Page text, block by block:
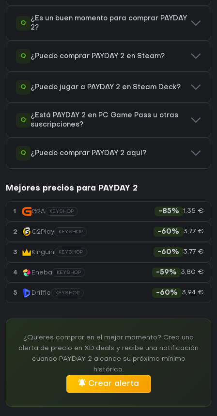
Q
¿Es un buen momento para comprar PAYDAY
2?
Q ¿Puedo comprar PAYDAY 2 en Steam?
Q ¿Puedo jugar a PAYDAY 2 en Steam Deck?
Q
¿Está PAYDAY 2 en PC Game Pass u otras
suscripciones?
Q ¿Puedo comprar PAYDAY 2 aquí?
Mejores precios para PAYDAY 2
1 G2A KEYSHOP -85% 1,35 €
2 G2Play KEYSHOP -60% 3,77 €
3 Kinguin KEYSHOP -60% 3,77 €
4 Eneba KEYSHOP -59% 3,80 €
5 Driffle KEYSHOP -60% 3,94 €
¿Quieres comprar en el mejor momento? Crea una
alerta de precio en XD.deals y recibe una notificación
cuando PAYDAY 2 alcance su próximo mínimo
histórico.
Crear alerta